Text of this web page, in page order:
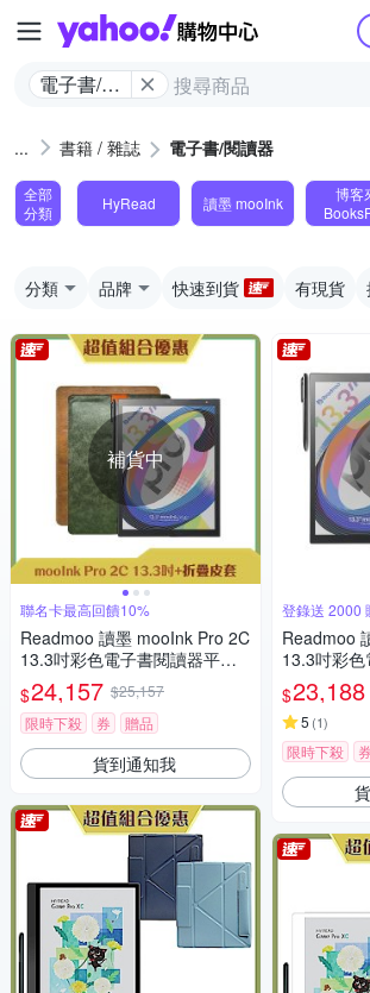
Yahoo購物
電子書/閱
書籍 / 雜誌 電子書/閱讀器
全部
分類
HyRead 讀墨 mooInk
博客
分類 品牌 快速到貨 有現貨
補貨中
聯名卡最高回饋10%
Readmoo 讀墨 mooInk Pro 2C
13.3吋彩色電子書閱讀器平板
+折疊皮套 (組合)
$24,157 $25,157
限時下殺
券 贈品
貨到通知我
登錄送 2000
Readmoo
13.3吋彩
$23,188
5 (1)
限時下殺 券